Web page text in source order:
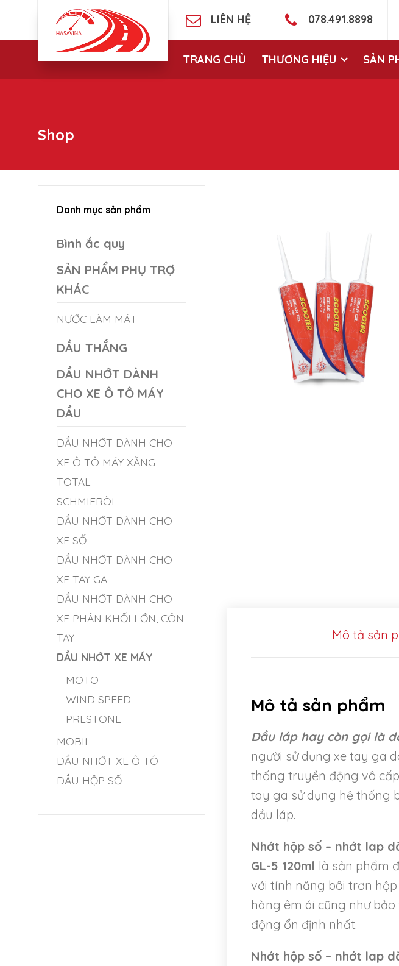
LIÊN HỆ 078.491.8898
TRANG CHỦ THƯƠNG HIỆU SẢN
Shop
Mô tả sản
Mô tả sản phẩm
Dầu láp hay còn gọi là
người sử dụng xe tay ga
thống truyền động vô
tay ga sử dụng hệ thống
dầu láp.
Nhớt hộp số – nhớt lap
GL-5 120ml là sản phẩm
với tính năng bôi trơn
hàng êm ái cũng như
động ổn định nhất.
Nhớt hộp số – nhớt lap
Danh mục sản phẩm
Bình ắc quy
SẢN PHẨM PHỤ TRỢ
KHÁC
NƯỚC LÀM MÁT
DẦU THẮNG
DẦU NHỚT DÀNH
CHO XE Ô TÔ MÁY
DẦU
DẦU NHỚT DÀNH CHO
XE Ô TÔ MÁY XĂNG
TOTAL
SCHMIERÖL
DẦU NHỚT DÀNH CHO
XE SỐ
DẦU NHỚT DÀNH CHO
XE TAY GA
DẦU NHỚT DÀNH CHO
XE PHÂN KHỐI LỚN, CÔN
TAY
DẦU NHỚT XE MÁY
MOTO
WIND SPEED
PRESTONE
MOBIL
DẦU NHỚT XE Ô TÔ
DẦU HỘP SỐ